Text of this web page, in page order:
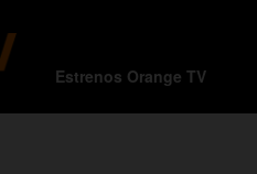
Estrenos Orange TV